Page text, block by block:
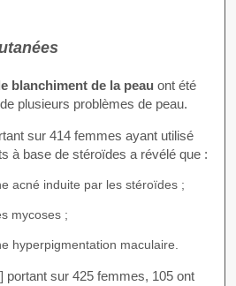
blanchiment de la peau ont été
plusieurs problèmes de peau.
sur 414 femmes ayant utilisé
à base de stéroïdes a révélé que :
acné induite par les stéroïdes ;
mycoses ;
hyperpigmentation maculaire.
] portant sur 425 femmes, 105 ont